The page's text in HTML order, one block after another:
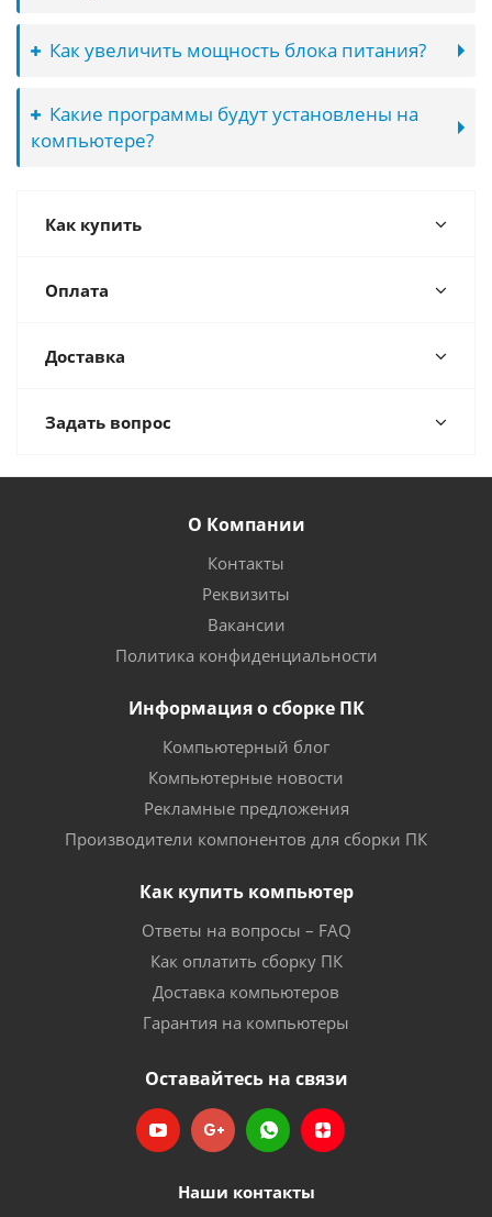
Как увеличить мощность блока питания?
Какие программы будут установлены на
компьютере?
Как купить
Оплата
Доставка
Задать вопрос
О Компании
Контакты
Реквизиты
Вакансии
Политика конфиденциальности
Информация о сборке ПК
Компьютерный блог
Компьютерные новости
Рекламные предложения
Производители компонентов для сборки ПК
Как купить компьютер
Ответы на вопросы – FAQ
Как оплатить сборку ПК
Доставка компьютеров
Гарантия на компьютеры
Оставайтесь на связи
Наши контакты